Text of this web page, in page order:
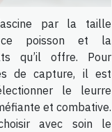
par la taille
ce poisson et la
qu’il offre. Pour
de capture, il est
le leurre
et combative.
avec soin le